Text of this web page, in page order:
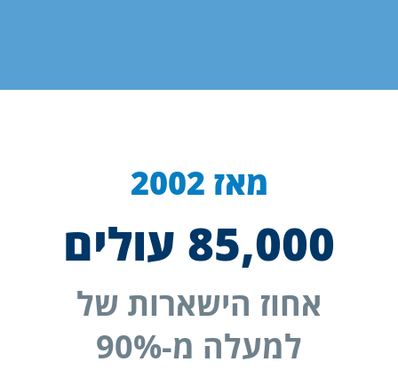
מאז 2002
85,000 עולים
אחוז הישארות של
למעלה מ-90%